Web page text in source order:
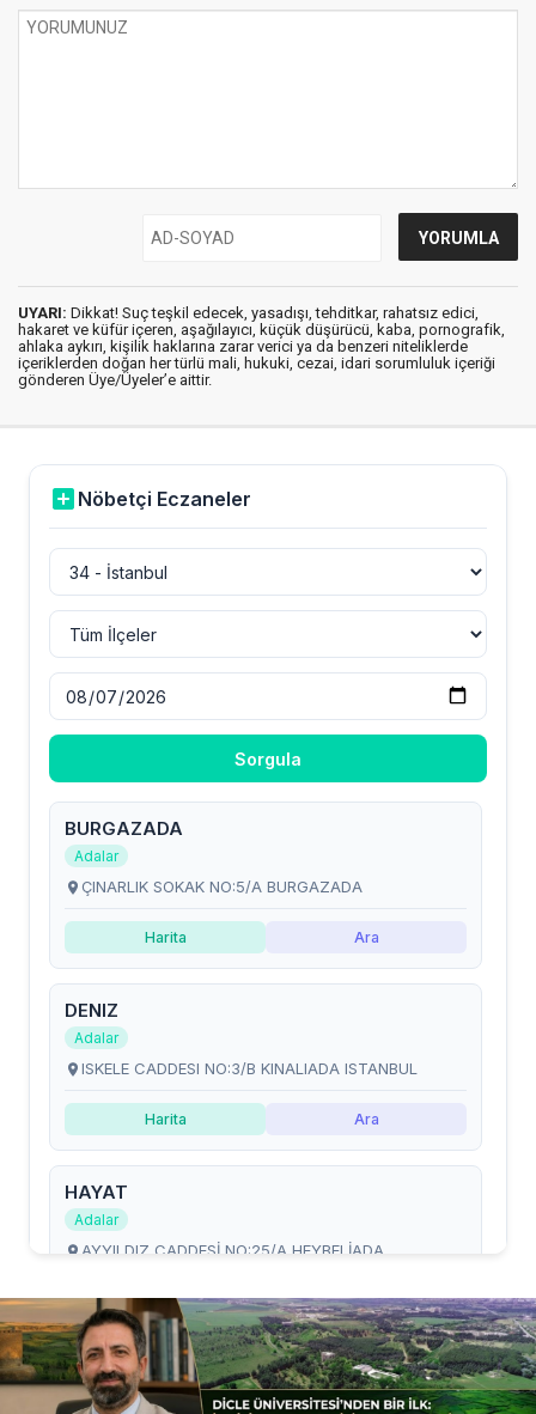
UYARI: Dikkat! Suç teşkil edecek, yasadışı, tehditkar, rahatsız edici,
hakaret ve küfür içeren, aşağılayıcı, küçük düşürücü, kaba, pornografik,
ahlaka aykırı, kişilik haklarına zarar verici ya da benzeri niteliklerde
içeriklerden doğan her türlü mali, hukuki, cezai, idari sorumluluk içeriği
gönderen Üye/Üyeler’e aittir.